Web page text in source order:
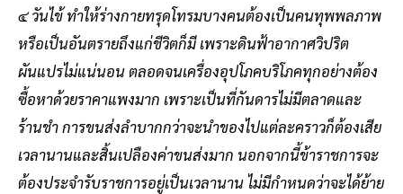
๔ วันไข้ ทำให้ร่างกายทรุดโทรมบางคนต้องเป็นคนทุพพลภาพ
หรือเป็นอันตรายถึงแก่ชีวิตก็มี เพราะดินฟ้าอากาศวิปริต
ผันแปรไม่แน่นอน ตลอดจนเครื่องอุปโภคบริโภคทุกอย่างต้อง
ซื้อหาด้วยราคาแพงมาก เพราะเป็นที่กันดารไม่มีตลาดและ
ร้านชำ การขนส่งลำบากกว่าจะนำของไปแต่ละคราวก็ต้องเสีย
เวลานานและสิ้นเปลืองค่าขนส่งมาก นอกจากนี้ข้าราชการจะ
ต้องประจำรับราชการอยู่เป็นเวลานาน ไม่มีกำหนดว่าจะได้ย้าย